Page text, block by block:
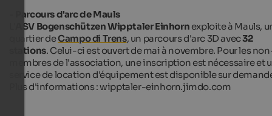
Parcours d'arc de Mauls
ASV Bogenschützen Wipptaler Einhorn exploite à Mauls,
quartier deCampo di Trens, un parcours d'arc 3D avec32
stations. Celui-ci est ouvert de mai à novembre. Pour les
membres de l'association, une inscription est nécessaire et
service de location d'équipement est disponible sur
Plus d'informations : wipptaler-einhorn.jimdo.com